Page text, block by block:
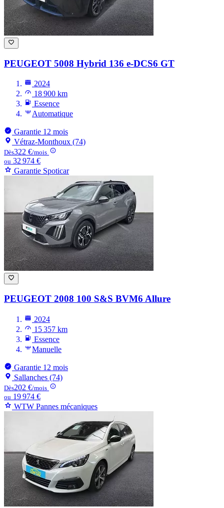
PEUGEOT 5008 Hybrid 136 e-DCS6 GT
2024
18 900 km
Essence
Automatique
Garantie 12 mois
Vétraz-Monthoux (74)
Dès322 €/mois
ou 32 974 €
Garantie Spoticar
PEUGEOT 2008 100 S&S BVM6 Allure
2024
15 357 km
Essence
Manuelle
Garantie 12 mois
Sallanches (74)
Dès202 €/mois
ou 19 974 €
WTW Pannes mécaniques